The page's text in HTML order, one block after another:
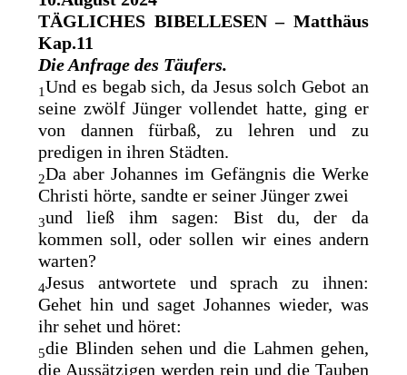
TÄGLICHES BIBELLESEN – Matthäus
Kap.11
Die Anfrage des Täufers.
1Und es begab sich, da Jesus solch Gebot an
seine zwölf Jünger vollendet hatte, ging er
von dannen fürbaß, zu lehren und zu
predigen in ihren Städten.
2Da aber Johannes im Gefängnis die Werke
Christi hörte, sandte er seiner Jünger zwei
3und ließ ihm sagen: Bistdu, der da
kommen soll, oder sollen wir eines andern
warten?
4Jesus antwortete und sprach zu ihnen:
Gehet hin und saget Johannes wieder, was
ihr sehet und höret:
5die Blinden sehen und die Lahmen gehen,
die Aussätzigen werden rein und die Tauben